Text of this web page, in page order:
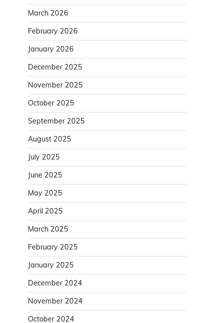
March 2026
February 2026
January 2026
December 2025
November 2025
October 2025
September 2025
August 2025
July 2025
June 2025
May 2025
April 2025
March 2025
February 2025
January 2025
December 2024
November 2024
October 2024